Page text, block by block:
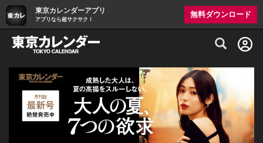
東京カレンダーアプリ
アプリなら超サクサク！
無料ダウンロード
グルメ情報・プレミアムレストラン予約